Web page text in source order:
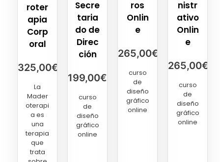
roter
apia
Corp
oral
325,00€
La
Mader
oterapi
a es
una
terapia
que
trata
Secre
taria
do de
Direc
ción
199,00€
curso
de
diseño
gráfico
online
ros
Onlin
e
265,00€
curso
de
diseño
gráfico
online
nistr
ativo
Onlin
e
265,00€
curso
de
diseño
gráfico
online